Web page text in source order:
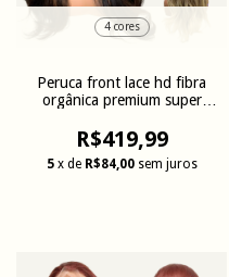
4 cores
Peruca front lace hd fibra
orgânica premium super
R$419,99
5 x de R$84,00 sem juros